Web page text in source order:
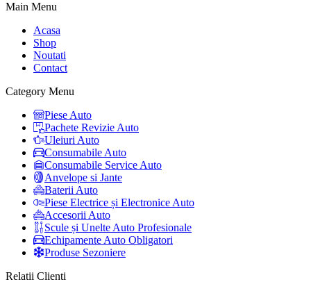
Main Menu
Acasa
Shop
Noutati
Contact
Category Menu
Piese Auto
Pachete Revizie Auto
Uleiuri Auto
Consumabile Auto
Consumabile Service Auto
Anvelope si Jante
Baterii Auto
Piese Electrice și Electronice Auto
Accesorii Auto
Scule și Unelte Auto Profesionale
Echipamente Auto Obligatori
Produse Sezoniere
Relatii Clienti